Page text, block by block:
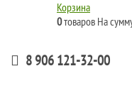
Корзина
0товаров На
8 906 121-32-00